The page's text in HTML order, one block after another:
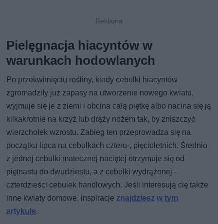
Pielęgnacja hiacyntów w
warunkach hodowlanych
Po przekwitnięciu rośliny, kiedy cebulki hiacyntów
zgromadziły już zapasy na utworzenie nowego kwiatu,
wyjmuje się je z ziemi i obcina całą piętkę albo nacina się ją
kilkakrotnie na krzyż lub drąży nożem tak, by zniszczyć
wierzchołek wzrostu. Zabieg ten przeprowadza się na
początku lipca na cebulkach cztero-, pięcioletnich. Średnio
z jednej cebulki matecznej naciętej otrzymuje się od
piętnastu do dwudziestu, a z cebulki wydrążonej -
czterdzieści cebulek handlowych. Jeśli interesują cię także
inne kwiaty domowe, inspiracje znajdziesz w tym
artykule.